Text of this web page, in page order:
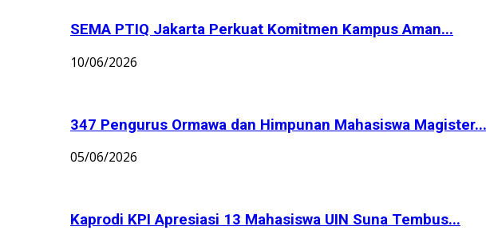
SEMA PTIQ Jakarta Perkuat Komitmen Kampus Aman...
10/06/2026
347 Pengurus Ormawa dan Himpunan Mahasiswa Magister...
05/06/2026
Kaprodi KPI Apresiasi 13 Mahasiswa UIN Suna Tembus...